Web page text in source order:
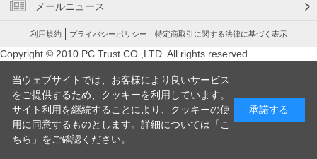
メールニュース
利用規約 プライバシーポリシー 特定商取引に関する法律に基づく表示
Copyright © 2010 PC Trust CO.,LTD. All rights reserved.
当ウェブサイトでは、お客様により良いサービス
をご提供するため、クッキーを利用しています。
サイト利用を継続することにより、クッキーの使
用に同意するものとします。詳細については「 こ
ちら 」をご確認ください。
承諾する